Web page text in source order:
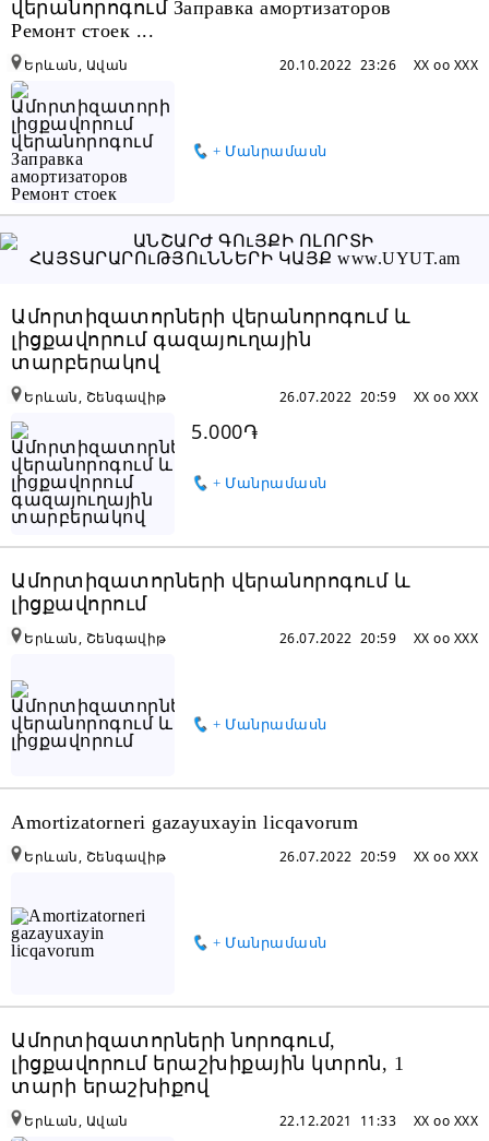
վերանորոգում Заправка амортизаторов
Ремонт стоек ...
+ Մանրամասն
XX oo XXX
20.10.2022 23:26
Երևան, Ավան
Ամորտիզատորների վերանորոգում և
լիցքավորում գազայուղային
տարբերակով
5.000֏
+ Մանրամասն
XX oo XXX
26.07.2022 20:59
Երևան, Շենգավիթ
Ամորտիզատորների վերանորոգում և
լիցքավորում
+ Մանրամասն
XX oo XXX
26.07.2022 20:59
Երևան, Շենգավիթ
Amortizatorneri gazayuxayin licqavorum
+ Մանրամասն
XX oo XXX
26.07.2022 20:59
Երևան, Շենգավիթ
Ամորտիզատորների նորոգում,
լիցքավորում երաշխիքային կտրոն, 1
տարի երաշխիքով
XX oo XXX
22.12.2021 11:33
Երևան, Ավան